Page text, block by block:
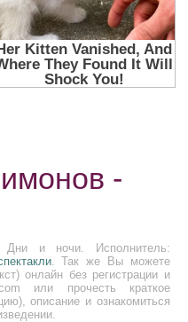
-
Дни и ночи. Исполнитель:
. Так же Вы можете
онлайн без регистрации и
или прочесть краткое
описание и ознакомиться